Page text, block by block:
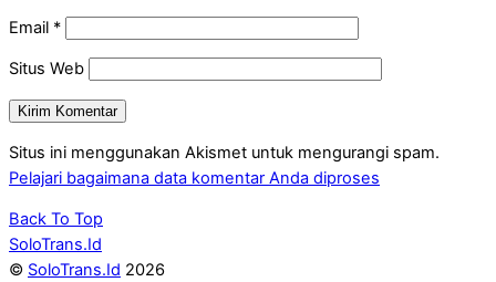
Email *
Situs Web
Situs ini menggunakan Akismet untuk mengurangi spam.
Pelajari bagaimana data komentar Anda diproses
Back To Top
SoloTrans.Id
© SoloTrans.Id 2026